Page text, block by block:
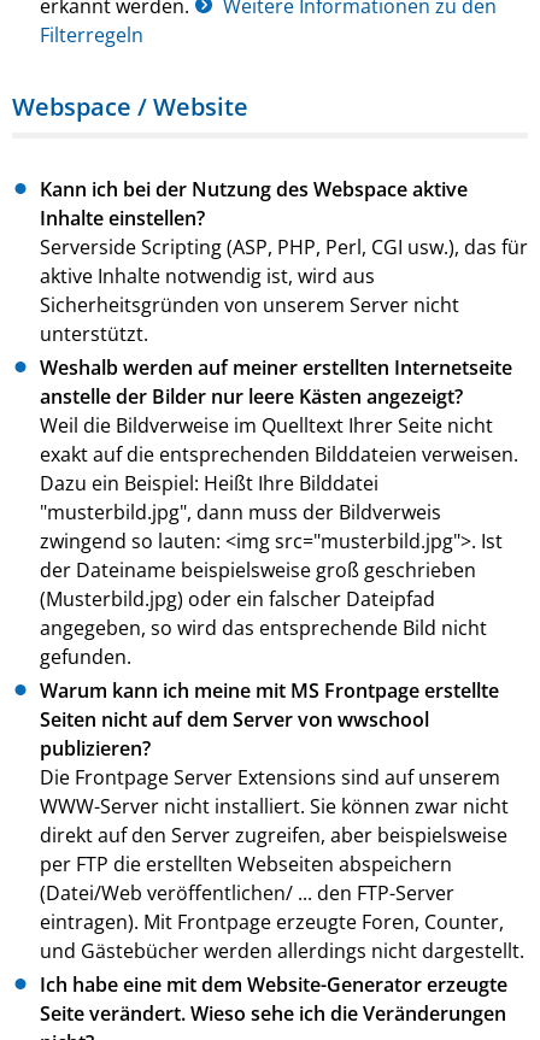
erkannt werden.
Weitere Informationen zu den
Filterregeln
Webspace / Website
Kann ich bei der Nutzung des Webspace aktive
Inhalte einstellen?
Serverside Scripting (ASP, PHP, Perl, CGI usw.), das für
aktive Inhalte notwendig ist, wird aus
Sicherheitsgründen von unserem Server nicht
unterstützt.
Weshalb werden auf meiner erstellten Internetseite
anstelle der Bilder nur leere Kästen angezeigt?
Weil die Bildverweise im Quelltext Ihrer Seite nicht
exakt auf die entsprechenden Bilddateien verweisen.
Dazu ein Beispiel: Heißt Ihre Bilddatei
"musterbild.jpg", dann muss der Bildverweis
zwingend so lauten: <img src="musterbild.jpg">. Ist
der Dateiname beispielsweise groß geschrieben
(Musterbild.jpg) oder ein falscher Dateipfad
angegeben, so wird das entsprechende Bild nicht
gefunden.
Warum kann ich meine mit MS Frontpage erstellte
Seiten nicht auf dem Server von wwschool
publizieren?
Die Frontpage Server Extensions sind auf unserem
WWW-Server nicht installiert. Sie können zwar nicht
direkt auf den Server zugreifen, aber beispielsweise
per FTP die erstellten Webseiten abspeichern
(Datei/Web veröffentlichen/ ... den FTP-Server
eintragen). Mit Frontpage erzeugte Foren, Counter,
und Gästebücher werden allerdings nicht dargestellt.
Ich habe eine mit dem Website-Generator erzeugte
Seite verändert. Wieso sehe ich die Veränderungen